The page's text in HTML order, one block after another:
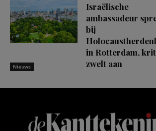
Nieuws
Israëlische
ambassadeur
bij
in Rotterdam,
zwelt aan